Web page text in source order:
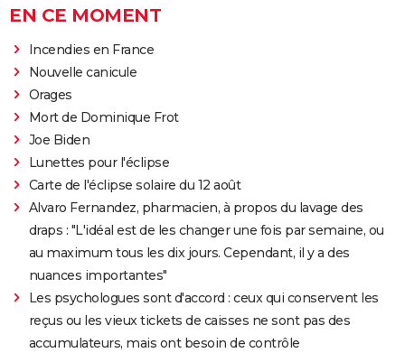
EN CE MOMENT
Incendies en France
Nouvelle canicule
Orages
Mort de Dominique Frot
Joe Biden
Lunettes pour l'éclipse
Carte de l'éclipse solaire du 12 août
Alvaro Fernandez, pharmacien, à propos du lavage des
draps : "L'idéal est de les changer une fois par semaine, ou
au maximum tous les dix jours. Cependant, il y a des
nuances importantes"
Les psychologues sont d'accord : ceux qui conservent les
reçus ou les vieux tickets de caisses ne sont pas des
accumulateurs, mais ont besoin de contrôle